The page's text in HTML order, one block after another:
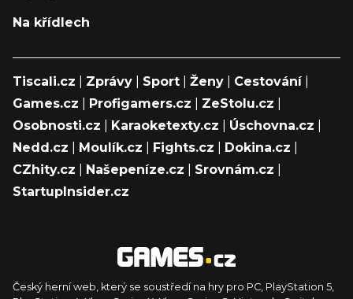
Na křídlech
Tiscali.cz Zprávy Sport Ženy Cestování|
Games.cz
Profigamers.cz ZeStolu.cz
Osobnosti.cz
Karaoketexty.cz Úschovna.cz
Nedd.cz
Moulík.cz Fights.cz Dokina.cz
CZhity.cz
Našepeníze.cz Srovnám.cz
StartupInsider.cz
Český herní web, který se soustředí na hry pro PC, PlayStation 5,